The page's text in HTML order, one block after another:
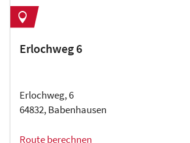
Erlochweg 6
Erlochweg, 6
64832, Babenhausen
Route berechnen